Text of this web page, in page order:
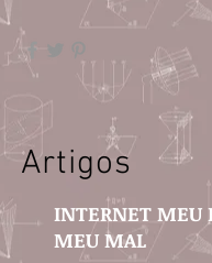
Artigos
INTERNET MEU
MEU MAL